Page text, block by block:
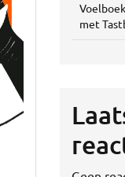
met